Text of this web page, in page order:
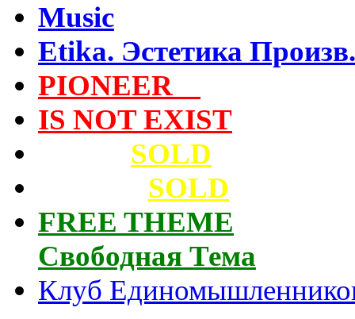
Music
Etika. Эстетика Произв.
PIONEER
IS NOT EXIST
SOLD
SOLD
FREE THEME
Свободная Тема
Клуб